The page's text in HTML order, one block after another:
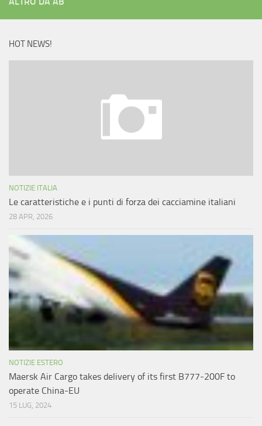
HOT NEWS!
NOTIZIE ITALIA
Le caratteristiche e i punti di forza dei cacciamine italiani
28 APR, 2026
NOTIZIE ESTERO
Maersk Air Cargo takes delivery of its first B777-200F to
operate China-EU
15 LUG, 2024